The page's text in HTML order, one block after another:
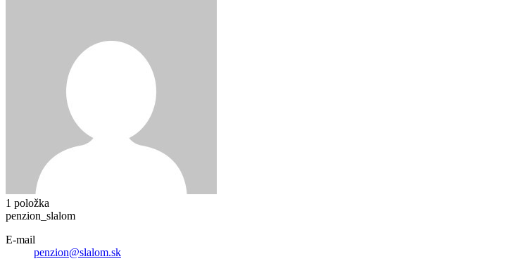
1 položka
penzion_slalom
E-mail
penzion@slalom.sk